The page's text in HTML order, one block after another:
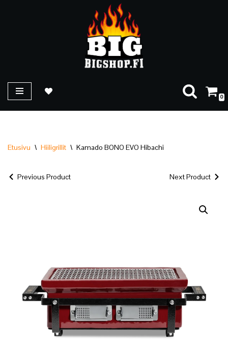
0
Etusivu \ Hiiligrillit \ Kamado BONO EVO Hibachi
Previous Product Next Product